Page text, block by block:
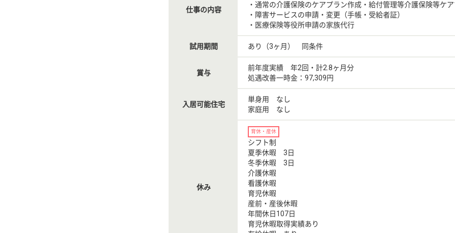
仕事の内容
・通常の介護保険のケアプラン作成・給付管理等介護保険等ケ
・障害サービスの申請・変更（手帳・受給者証）
・医療保険等役所申請の家族代行
試用期間 あり（3ヶ月） 同条件
賞与
前年度実績 年2回・計2.8ヶ月分
処遇改善一時金：97,309円
入居可能住宅
単身用 なし
家庭用 なし
休み
育休・産休
シフト制
夏季休暇 3日
冬季休暇 3日
介護休暇
看護休暇
育児休暇
産前・産後休暇
年間休日107日
育児休暇取得実績あり